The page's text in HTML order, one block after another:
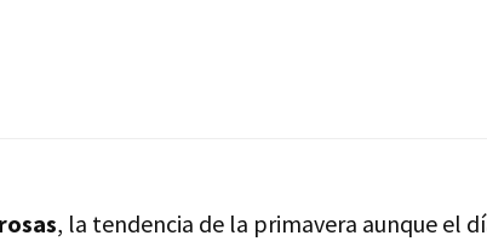
rosas, la tendencia de la primavera aunque el